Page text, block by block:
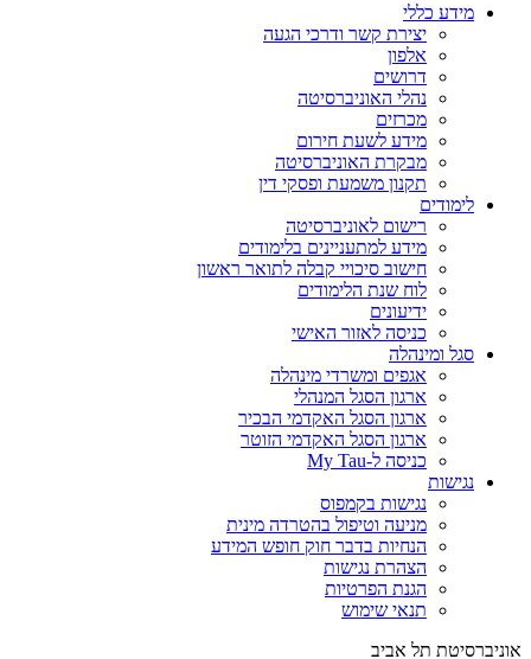
מידע כללי
יצירת קשר ודרכי הגעה
אלפון
דרושים
נהלי האוניברסיטה
מכרזים
מידע לשעת חירום
מבקרת האוניברסיטה
תקנון משמעת ופסקי דין
לימודים
רישום לאוניברסיטה
מידע למתעניינים בלימודים
חישוב סיכויי קבלה לתואר ראשון
לוח שנת הלימודים
ידיעונים
כניסה לאזור האישי
סגל ומינהלה
אגפים ומשרדי מינהלה
ארגון הסגל המנהלי
ארגון הסגל האקדמי הבכיר
ארגון הסגל האקדמי הזוטר
כניסה ל-My Tau
נגישות
נגישות בקמפוס
מניעה וטיפול בהטרדה מינית
הנחיות בדבר חוק חופש המידע
הצהרת נגישות
הגנת הפרטיות
תנאי שימוש
אוניברסיטת תל אביב